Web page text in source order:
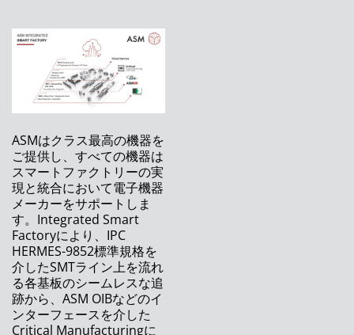
ASMPT、グローバルなブランド再構築で新た
な節目を迎える
SMTリーダーがオンラインでの新製品発売イベ
ントを開催
ASMPTのSMTソリューションズ、アジア地域
（中国・台湾除く）のサービス部門マネージン
グディレクターにWilson Chiaが就任
ASMの新たな生動画配信シリーズ： 「オープ
ンオートメーションに関する事実」
ASMPT ネプコンジャパン2022（東京）に出展
統合型スマートファクトリーへの道
ASM プロダクトロニカ 2021に出展
ASMはクラス最高の機器を
ご提供し、すべての機器は
スマートファクトリーの実
現と統合において電子機器
メーカーをサポートしま
す。Integrated Smart
Factoryにより、IPC
HERMES-9852標準規格を
介したSMTライン上を流れ
る各基板のシームレスな追
跡から、ASM OIBなどのイ
ンターフェースを介した
Critical Manufacturingに